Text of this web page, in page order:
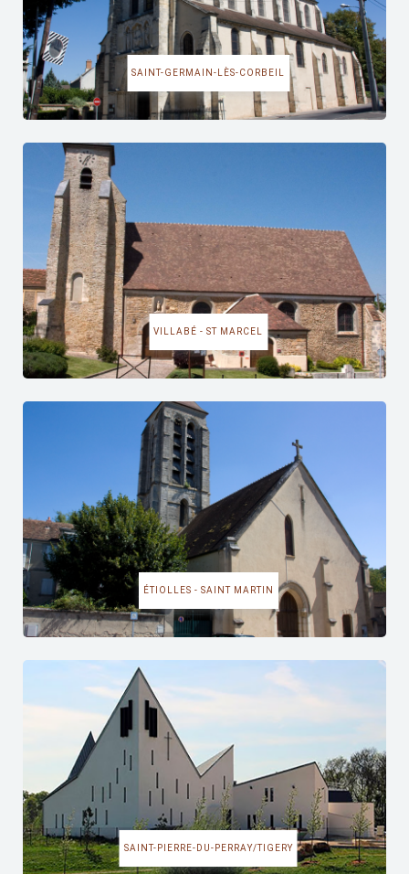
SAINT-GERMAIN-LÈS-CORBEIL
VILLABÉ - ST MARCEL
ÉTIOLLES - SAINT MARTIN
SAINT-PIERRE-DU-PERRAY/TIGERY